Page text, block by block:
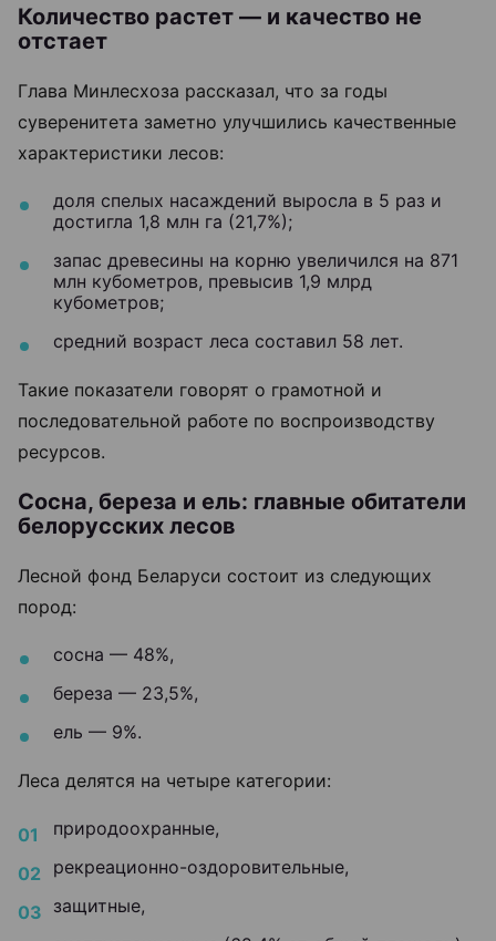
Количество растет — и качество не
отстает
Глава Минлесхоза рассказал, что за годы
суверенитета заметно улучшились качественные
характеристики лесов:
доля спелых насаждений выросла в 5 раз и
достигла 1,8 млн га (21,7%);
запас древесины на корню увеличился на 871
млн кубометров, превысив 1,9 млрд
кубометров;
средний возраст леса составил 58 лет.
Такие показатели говорят о грамотной и
последовательной работе по воспроизводству
ресурсов.
Сосна, береза и ель: главные обитатели
белорусских лесов
Лесной фонд Беларуси состоит из следующих
пород:
сосна — 48%,
береза — 23,5%,
ель — 9%.
Леса делятся на четыре категории:
природоохранные,
рекреационно-оздоровительные,
защитные,